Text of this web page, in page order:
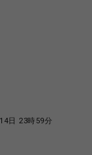
日 23時59分